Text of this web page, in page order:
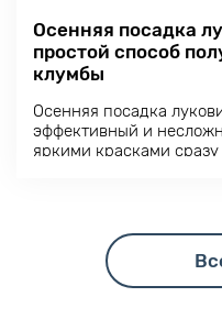
Осенняя посадка
простой способ
клумбы
Осенняя посадка
эффективный и
яркими красками